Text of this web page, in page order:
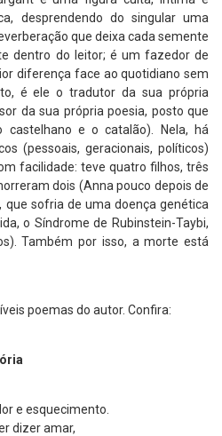
desprendendo do singular uma
que deixa cada semente
dentro do leitor; é um fazedor de
diferença face ao quotidiano sem
é ele o tradutor da sua própria
da sua própria poesia, posto que
castelhano e o catalão). Nela, há
(pessoais, geracionais, políticos)
facilidade: teve quatro filhos, três
dois (Anna pouco depois de
que sofria de uma doença genética
o Síndrome de Rubinstein-Taybi,
Também por isso, a morte está
poemas do autor. Confira:
e esquecimento.
dizer amar,